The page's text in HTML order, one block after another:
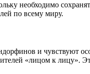
необходимо
по всему миру.
и чувствуют
«лицом к лицу».